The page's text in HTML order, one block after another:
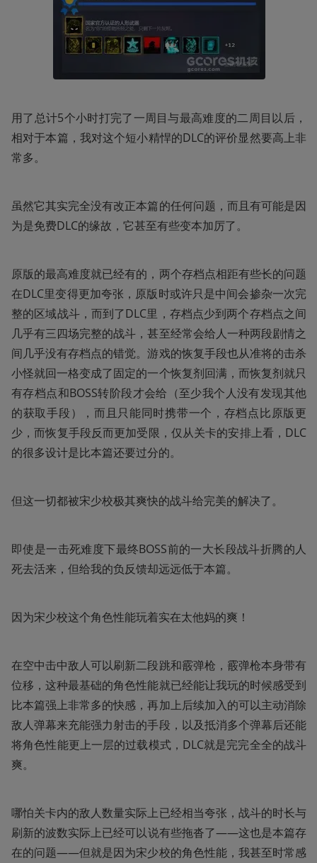
用了总计5个小时打完了一周目与最高难度的二周目以后，
相对于本篇，我对这个短小精悍的DLC的评价显然要高上非
常多。
虽然它其实完全没有改正本篇的任何问题，而且有可能是因
为是免费DLC的缘故，它甚至有些变本加厉了。
原版的最高难度就已经有的，两个存档点相距有些长的问题
在DLC里变得更加夸张，原版时或许只是中间会掺杂一次完
整的区域战斗，而到了DLC里，存档点少到两个存档点之间
几乎有三四场完整的战斗，甚至经常会给人一种两段剧情之
间几乎没有存档点的错觉。游戏的恢复手段也从准将的击杀
小怪就回一格变成了固定的一个恢复剂回满，而恢复剂就只
有存档点和BOSS转阶段才会给（至少我个人没有发现其他
的获取手段），而且只能同时携带一个，存档点比原版更
少，而恢复手段反而更加受限，仅从关卡的安排上看，DLC
的很多设计是比本篇还要过分的。
但这一切都被宋少校极其爽快的战斗给完美的解决了。
即使是一击死难度下最终BOSS前的一大长段战斗折腾的人
死去活来，但给我的负反馈却远远低于本篇。
因为宋少校这个角色性能玩着实在太他妈的爽！
在空中击中敌人可以刷新二段跳和霰弹枪，霰弹枪本身带有
位移，这种最基础的角色性能就已经能让我玩的时候感受到
比本篇强上非常多的快感，再加上后续加入的可以主动消除
敌人弹幕来充能强力射击的手段，以及抵消多个弹幕后还能
将角色性能更上一层的过载模式，DLC就是完完全全的战斗
爽。
哪怕关卡内的敌人数量实际上已经相当夸张，战斗的时长与
刷新的波数实际上已经可以说有些拖沓了——这也是本篇存
在的问题——但就是因为宋少校的角色性能，我甚至时常感